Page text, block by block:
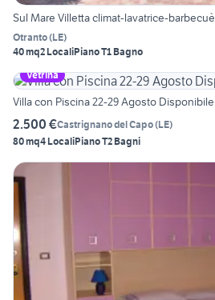
Sul Mare Villetta climat-lavatrice-barbecuè
Otranto(LE)
40 mq2 LocaliPiano T1 Bagno
Vetrina
Villa con Piscina 22-29 Agosto Disponibile
2.500 €Castrignano del Capo(LE)
80 mq4 LocaliPiano T2 Bagni